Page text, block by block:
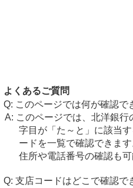
よくあるご質問
このページでは何が確認で
このページでは、北洋銀
字目が「た～と」に該当
ードを一覧で確認できま
住所や電話番号の確認も可
支店コードはどこで確認で